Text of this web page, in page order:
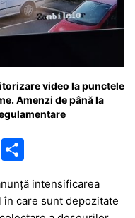
video la punctele
Amenzi de până la
M
ar
taintensificarea
care sunt depozitate